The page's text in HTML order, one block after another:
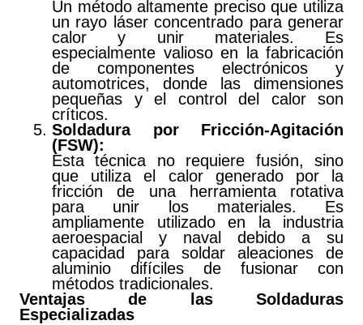
Un método altamente preciso que utiliza
un rayo láser concentrado para generar
calor y unir materiales. Es
especialmente valioso en la fabricación
de componentes electrónicos y
automotrices, donde las dimensiones
pequeñas y el control del calor son
críticos.
Soldadura por Fricción-Agitación
(FSW):
Esta técnica no requiere fusión, sino
que utiliza el calor generado por la
fricción de una herramienta rotativa
para unir los materiales. Es
ampliamente utilizado en la industria
aeroespacial y naval debido a su
capacidad para soldar aleaciones de
aluminio difíciles de fusionar con
métodos tradicionales.
Ventajas de las Soldaduras
Especializadas